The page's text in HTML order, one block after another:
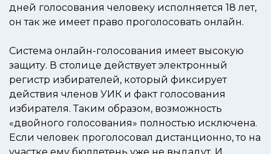
дней голосования человеку исполняется 18 лет,
он так же имеет право проголосовать онлайн.
Система онлайн-голосования имеет высокую
защиту. В столице действует электронный
регистр избирателей, который фиксирует
действия членов УИК и факт голосования
избирателя. Таким образом, возможность
«двойного голосования» полностью исключена.
Если человек проголосовал дистанционно, то на